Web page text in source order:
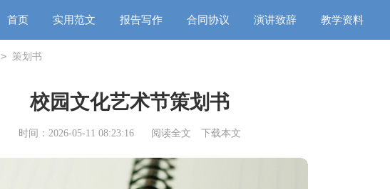
首页 实用范文 报告写作 合同协议 演讲致辞 教学资料
> 策划书
校园文化艺术节策划书
时间：2026-05-11 08:23:16 阅读全文 下载本文